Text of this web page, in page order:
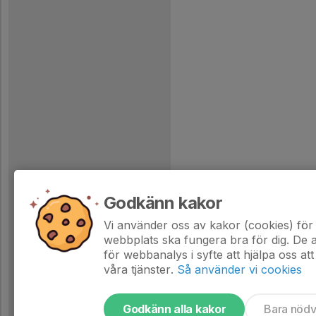
Godkänn kakor
Vi använder oss av kakor (cookies)
webbplats ska fungera bra för dig. De
för webbanalys i syfte att hjälpa oss
våra tjänster. Så använder vi cookies
Godkänn alla kakor Bara